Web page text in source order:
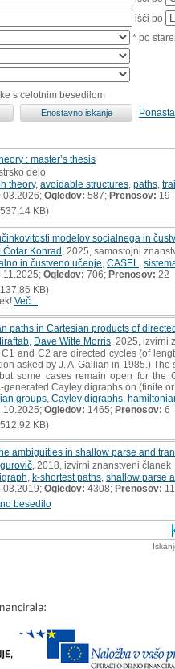
išči po
* po
s celotnim besedilom
: master’s thesis
delo
theory, avoidable structures paths
Ogledov: 587; Prenosov: 19
KB)
modelov socialnega in
Čotar Konrad , 2025, samostojni
in čustveno učenje CASEL
Ogledov: 706; Prenosov: 22
KB)
Več...
paths in Cartesian products of
Dave Witte Morris , 2025, izvirni
and C2 are directed cycles (of
asked by J. A. Gallian in 1985.)
some cases remain open for the
generated Cayley digraphs on (finite
groups Cayley digraphs
Ogledov: 1465; Prenosov: 6
KB)
ambiguities in shallow parse and
, 2018, izvirni znanstveni članek
k-shortest paths shallow parse
Ogledov: 4308; Prenosov:
besedilo